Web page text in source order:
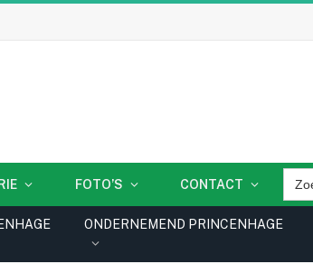
FOTO’S CONTACT
Zoek
naar:
ONDERNEMEND PRINCENHAGE